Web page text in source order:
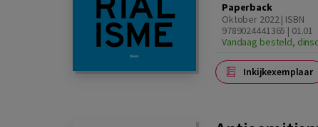
Paperback
Oktober 2022 | ISBN
9789024441365 | 01.01
Vandaag besteld,
Inkijkexemplaar